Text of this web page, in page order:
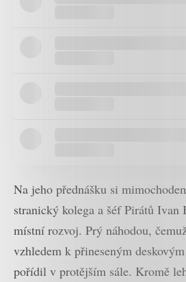
Na jeho přednášku si
stranický kolega a šéf Pirátů Ivan
místní rozvoj. Prý náhodou,
vzhledem k přineseným
pořídil v protějším sále. Kromě